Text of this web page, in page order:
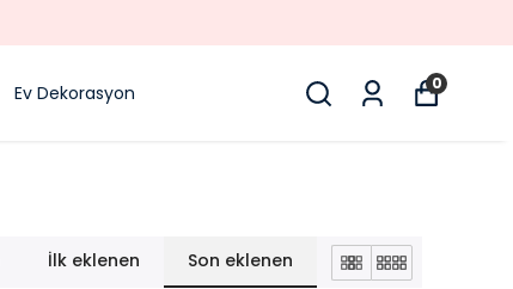
Ev Dekorasyon 0
İlk eklenen Son eklenen